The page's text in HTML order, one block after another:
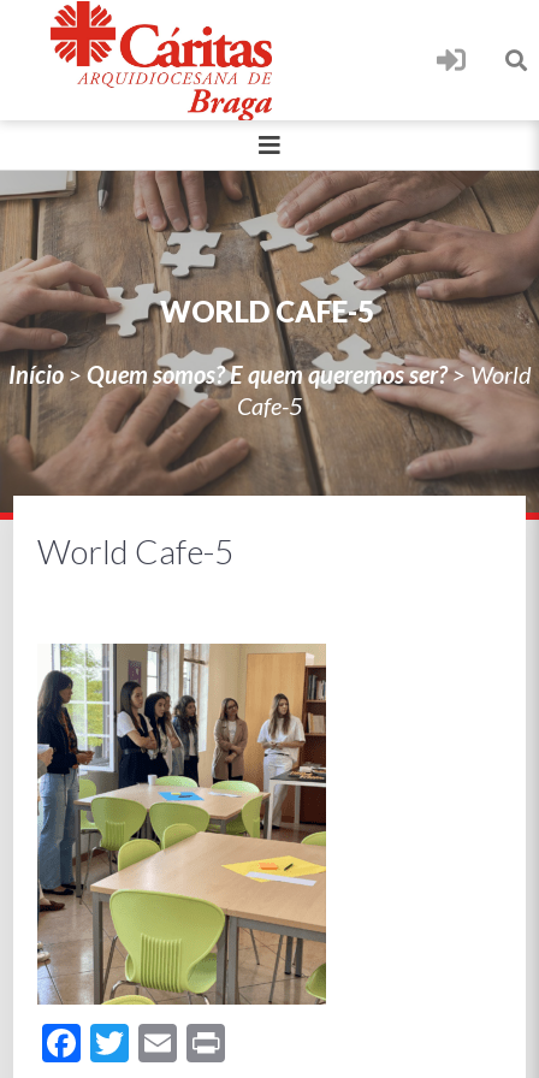
WORLD CAFE-5
Início > Quem somos? E quem queremos ser?>World
Cafe-5
World Cafe-5
Facebook
Twitter
Email